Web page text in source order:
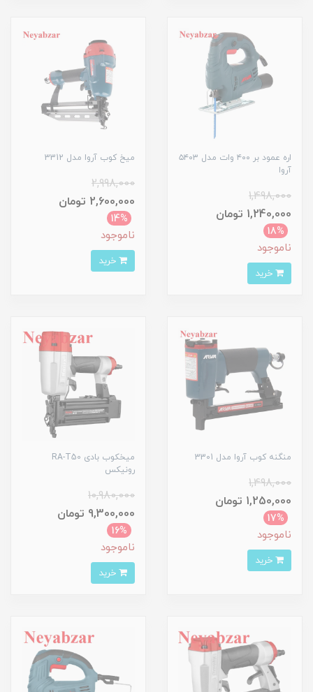
اره عمود بر ۴۰۰ وات مدل ۵۴۰۳
آروا
1,498,000
1,240,000 تومان
18%
ناموجود
میخ کوب آروا مدل 3312
2,998,000
2,600,000 تومان
14%
ناموجود
منگنه کوب آروا مدل 3301
1,498,000
1,250,000 تومان
17%
ناموجود
میخکوب بادی RA-T50
رونیکس
10,980,000
9,300,000 تومان
16%
ناموجود